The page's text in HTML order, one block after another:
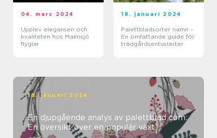
04. mars 2024
Upplev elegansen och
kvaliteten hos Malmsjö
flyglar
18. januari 2024
Palettbladsorter namn –
En omfattande guide för
trädgårdsentusiaster
18. januari 2024
En djupgående analys av palettblad com:
En översikt över en populär växt